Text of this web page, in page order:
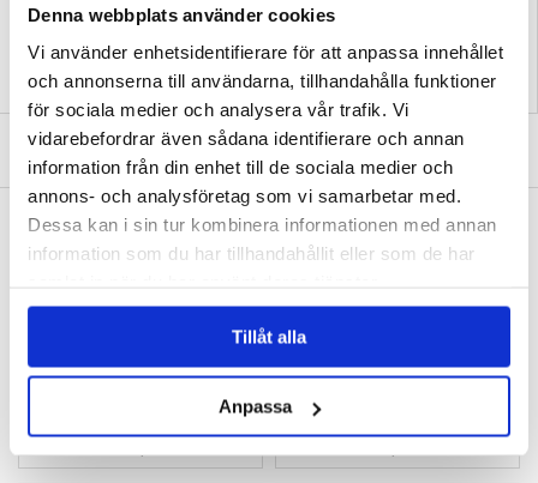
Denna webbplats använder cookies
Vi använder enhetsidentifierare för att anpassa innehållet
och annonserna till användarna, tillhandahålla funktioner
för sociala medier och analysera vår trafik. Vi
vidarebefordrar även sådana identifierare och annan
information från din enhet till de sociala medier och
annons- och analysföretag som vi samarbetar med.
Dessa kan i sin tur kombinera informationen med annan
information som du har tillhandahållit eller som de har
Tillåt alla
Anpassa
SKRIV EN RECENSION
ANDRA KUNDER HAR OCKSÅ KÖPT
Huawei MediaPad T5 LCD Display
Kamera Modul till Huawei MediaPad T5 - 5
MP
iPad Air 11 (2024) LCD-display & Pekskärm
Reparation - Svart
Huawei MediaPad T5 Diagnos